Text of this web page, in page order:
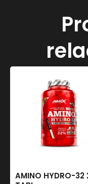
AMINO HYDRO-32